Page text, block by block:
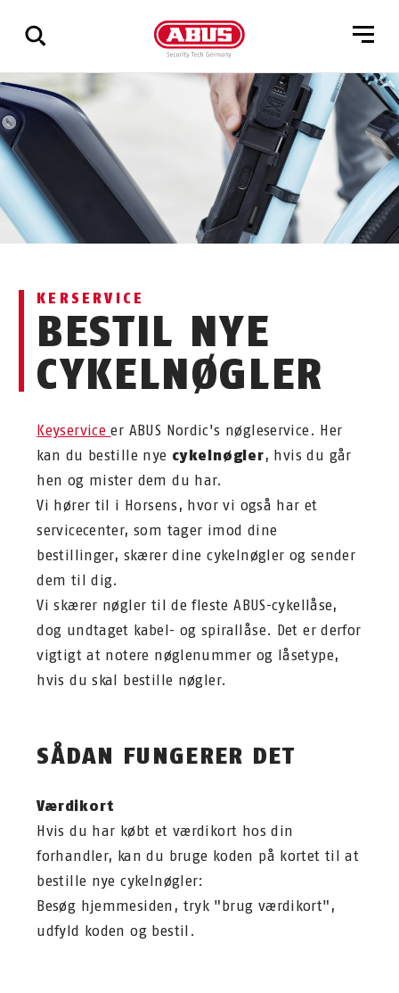
Vis
alle
resultater
KERSERVICE
BESTIL NYE
CYKELNØGLER
Keyserviceer ABUS Nordic's nøgleservice. Her
kan du bestille nye cykelnøgler, hvis du går
hen og mister dem du har.
Vi hører til i Horsens, hvor vi også har et
servicecenter, som tager imod dine
bestillinger, skærer dine cykelnøgler og sender
dem til dig.
Vi skærer nøgler til de fleste ABUS-cykellåse,
dog undtaget kabel- og spirallåse. Det er derfor
vigtigt at notere nøglenummer og låsetype,
hvis du skal bestille nøgler.
SÅDAN FUNGERER DET
Værdikort
Hvis du har købt et værdikort hos din
forhandler, kan du bruge koden på kortet til at
bestille nye cykelnøgler:
Besøg hjemmesiden, tryk "brug værdikort",
udfyld koden og bestil.